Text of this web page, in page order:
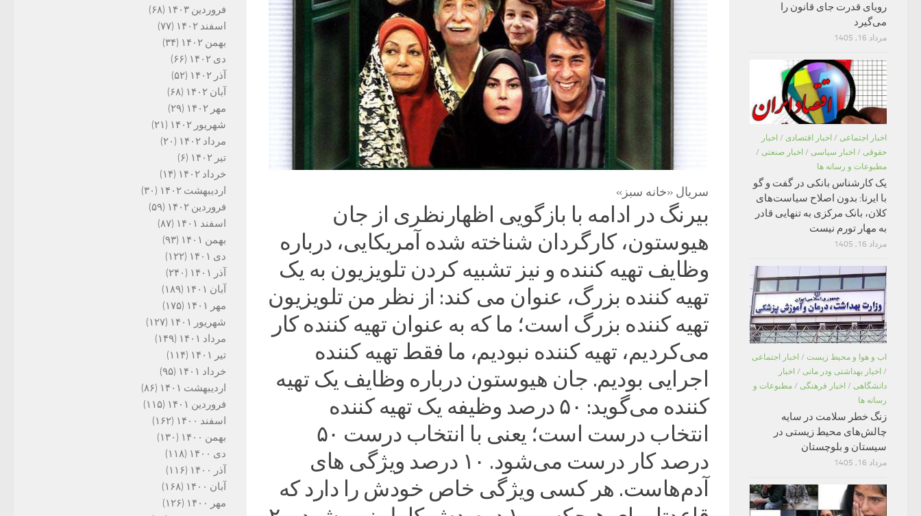
سریال «خانه سبز»
بیرنگ در ادامه با بازگویی اظهارنظری از جان
هیوستون، کارگردان شناخته شده آمریکایی، درباره
وظایف تهیه کننده و نیز تشبیه کردن تلویزیون به یک
تهیه کننده بزرگ، عنوان می کند: از نظر من تلویزیون
تهیه کننده بزرگ است؛ ما که به عنوان تهیه کننده کار
می‌کردیم، تهیه کننده نبودیم، ما فقط تهیه کننده
اجرایی بودیم. جان هیوستون درباره وظایف یک تهیه
کننده می‌گوید: ۵۰ درصد وظیفه یک تهیه کننده
انتخاب درست است؛ یعنی با انتخاب درست ۵۰
درصد کار درست می‌شود. ۱۰ درصد ویژگی های
آدم‌هاست. هر کسی ویژگی خاص خودش را دارد که
فروردین ۱۴۰۳
(۶۸)
اسفند ۱۴۰۲
(۷۷)
بهمن ۱۴۰۲
(۳۴)
دی ۱۴۰۲
(۶۶)
آذر ۱۴۰۲
(۵۲)
آبان ۱۴۰۲
(۶۸)
مهر ۱۴۰۲
(۲۹)
شهریور ۱۴۰۲
(۲۱)
مرداد ۱۴۰۲
(۲۰)
تیر ۱۴۰۲
(۶)
خرداد ۱۴۰۲
(۱۴)
اردیبهشت ۱۴۰۲
(۳۰)
فروردین ۱۴۰۲
(۵۹)
اسفند ۱۴۰۱
(۸۷)
بهمن ۱۴۰۱
(۹۳)
دی ۱۴۰۱
(۱۲۲)
آذر ۱۴۰۱
(۲۴۰)
آبان ۱۴۰۱
(۱۸۹)
مهر ۱۴۰۱
(۱۷۵)
شهریور ۱۴۰۱
(۱۲۷)
مرداد ۱۴۰۱
(۱۴۹)
تیر ۱۴۰۱
(۱۱۴)
خرداد ۱۴۰۱
(۹۵)
اردیبهشت ۱۴۰۱
(۸۶)
فروردین ۱۴۰۱
(۱۱۵)
اسفند ۱۴۰۰
(۱۶۲)
بهمن ۱۴۰۰
(۱۳۰)
دی ۱۴۰۰
(۱۱۸)
آذر ۱۴۰۰
(۱۱۶)
آبان ۱۴۰۰
(۱۶۸)
مهر ۱۴۰۰
(۱۲۶)
رویای قدرت جای قانون را
می‌گیرد
مرداد 16, 1405
اخبار اجتماعی / اخبار اقتصادی / اخبار
حقوقی / اخبار سیاسی / اخبار صنعتی /
مطبوعات و رسانه ها
یک کارشناس بانکی در گفت و گو
با ایرنا: بدون اصلاح سیاست‌های
کلان، بانک مرکزی به تنهایی قادر
به مهار تورم نیست
مرداد 16, 1405
اب و هوا و محیط زیست / اخبار اجتماعی
/ اخبار بهداشتی ودر مانی / اخبار
دانشگاهی / اخبار فرهنگی / مطبوعات و
رسانه ها
زنگ خطر سلامت در سایه
چالش‌های محیط زیستی در
سیستان و بلوچستان
مرداد 16, 1405